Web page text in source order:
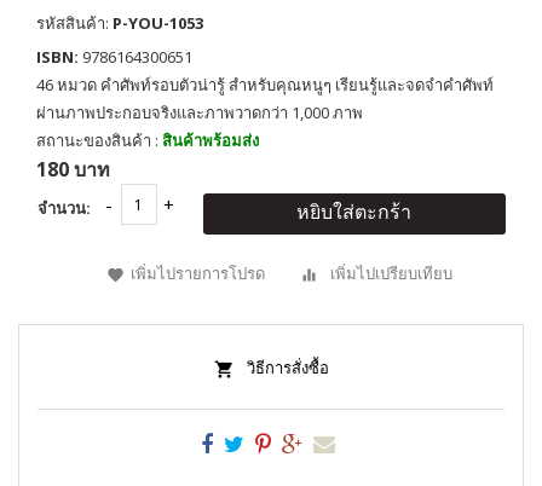
รหัสสินค้า: P-YOU-1053
ISBN: 9786164300651
46 หมวด คำศัพท์รอบตัวน่ารู้ สำหรับคุณหนูๆ เรียนรู้และจดจำคำศัพท์
ผ่านภาพประกอบจริงและภาพวาดกว่า 1,000 ภาพ
สถานะของสินค้า : สินค้าพร้อมส่ง
180 บาท
จำนวน: หยิบใส่ตะกร้า
เพิ่มไปรายการโปรด เพิ่มไปเปรียบเทียบ
วิธีการสั่งซื้อ